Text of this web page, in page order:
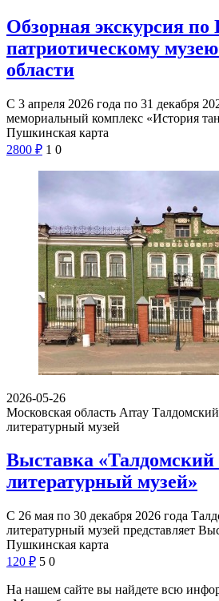
Обзорная экскурсия по
патриотическому
области
С 3 апреля 2026 года по 31 декабря
мемориальный комплекс «История
Пушкинская карта
2800 ₽ 1 0
2026-05-26
Московская область Array
литературный музей
Выставка «Талдомский
литературный музей»
С 26 мая по 30 декабря 2026 года
литературный музей представляет
Пушкинская карта
120 ₽ 5 0
На нашем сайте вы найдете всю